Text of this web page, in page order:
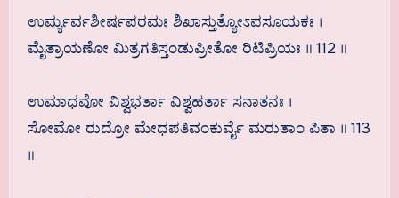
ಉರ್ಮ್ಯರ್ವಶೀರ್ಷಪರಮಃ ಶಿಖಾಸ್ತುತ್ಯೋಽಪಸೂಯಕಃ ।
ಮೈತ್ರಾಯಣೋ ಮಿತ್ರಗತಿಸ್ತಂಡುಪ್ರೀತೋ ರಿಟಿಪ್ರಿಯಃ ॥ 112 ॥
ಉಮಾಧವೋ ವಿಶ್ವಭರ್ತಾ ವಿಶ್ವಹರ್ತಾ ಸನಾತನಃ ।
ಸೋಮೋ ರುದ್ರೋ ಮೇಧಪತಿವಂಕುರ್ವೈ ಮರುತಾಂ ಪಿತಾ ॥ 113
॥